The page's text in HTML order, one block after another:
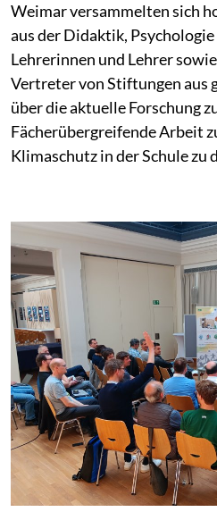
Weimar versammelten sich
aus der Didaktik,
Lehrerinnen und Lehrer
Vertreter von Stiftungen aus
über die aktuelle Forschung
Fächerübergreifende Arbeit
Klimaschutz in der Schule zu